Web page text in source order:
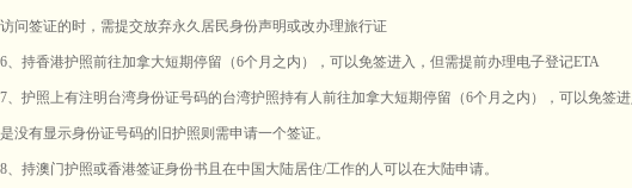
访问签证的时，需提交放弃永久居民身份声明或改办理旅行证
6、持香港护照前往加拿大短期停留（6个月之内），可以免签进入，但需提前办理电子登记ETA
7、护照上有注明台湾身份证号码的台湾护照持有人前往加拿大短期停留（6个月之内），可以免签
是没有显示身份证号码的旧护照则需申请一个签证。
8、持澳门护照或香港签证身份书且在中国大陆居住/工作的人可以在大陆申请。